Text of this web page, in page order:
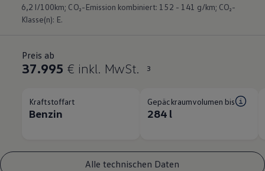
6,2 l/100km; CO₂-Emission kombiniert: 152 - 141 g/km; CO₂-
Klasse(n): E.
Preis ab
37.995 € inkl. MwSt. 3
Kraftstoffart
Benzin
Gepäckraumvolumen bis
284 l
Alle technischen Daten